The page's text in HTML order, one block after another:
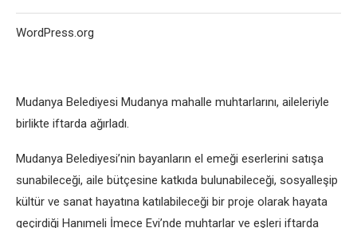
Mudanya Belediyesi Mudanya mahalle muhtarlarını, aileleriyle
birlikte iftarda ağırladı.
Mudanya Belediyesi’nin bayanların el emeği eserlerini satışa
sunabileceği, aile bütçesine katkıda bulunabileceği, sosyalleşip
kültür ve sanat hayatına katılabileceği bir proje olarak hayata
geçirdiği Hanımeli İmece Evi’nde muhtarlar ve eşleri iftarda
WordPress.org